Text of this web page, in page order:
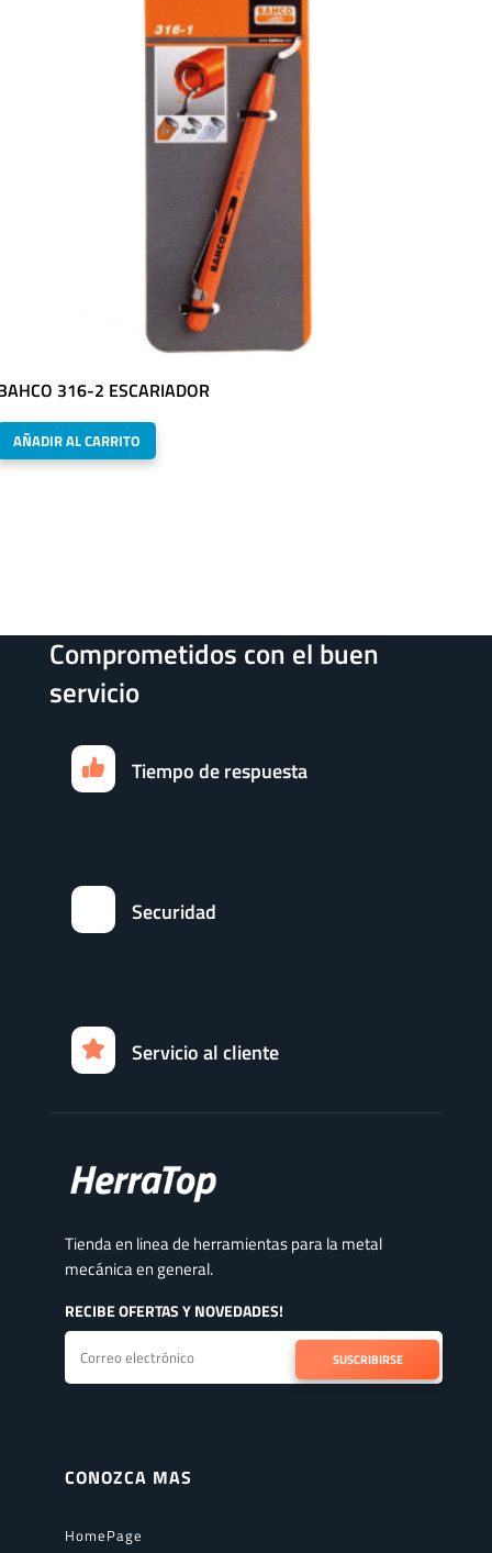
316-2 ESCARIADOR
AÑADIR AL CARRITO
Comprometidos con el buen
servicio
Tiempo de respuesta
Securidad
Servicio al cliente
Tienda en linea de herramientas para la metal
mecánica en general.
RECIBE OFERTAS Y NOVEDADES!
SUSCRIBIRSE
CONOZCA MAS
HomePage